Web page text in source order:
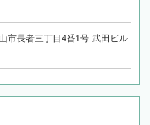
市長者三丁目4番1号 武田ビル